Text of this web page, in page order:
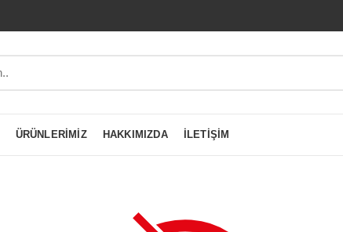
ÜRÜNLERIMIZ HAKKIMIZDA İLETIŞIM